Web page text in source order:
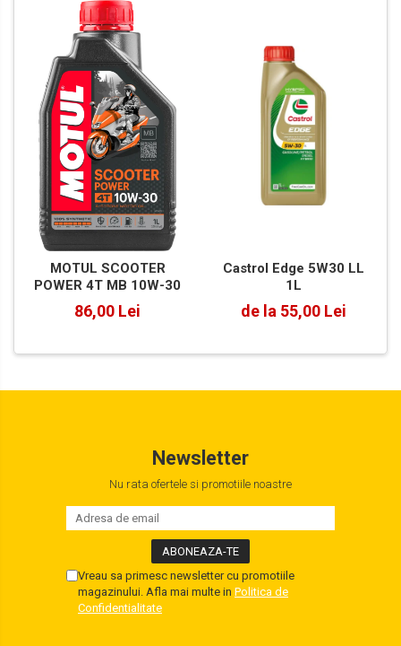
MOTUL SCOOTER
POWER 4T MB 10W-30
86,00 Lei
Castrol Edge 5W30 LL
1L
de la 55,00 Lei
Newsletter
Nu rata ofertele si promotiile noastre
Vreau sa primesc newsletter cu promotiile
magazinului. Afla mai multe in Politica de
Confidentialitate